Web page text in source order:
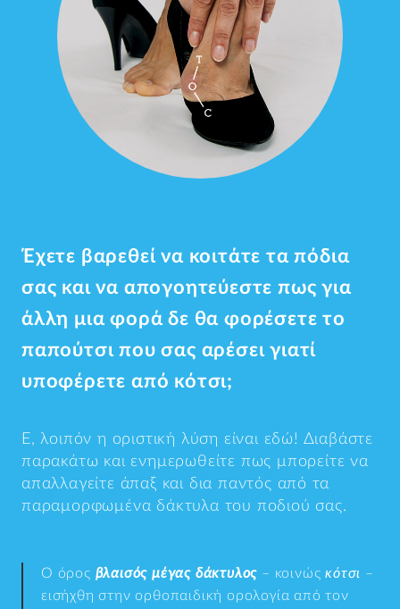
Έχετε βαρεθεί να κοιτάτε τα πόδια
σας και να απογοητεύεστε πως για
άλλη μια φορά δε θα φορέσετε το
παπούτσι που σας αρέσει γιατί
υποφέρετε από κότσι;
Ε, λοιπόν η οριστική λύση είναι εδώ! Διαβάστε
παρακάτω και ενημερωθείτε πως μπορείτε να
απαλλαγείτε άπαξ και δια παντός από τα
παραμορφωμένα δάκτυλα του ποδιού σας.
Ο όρος βλαισός μέγας δάκτυλος – κοινώςκότσι –
εισήχθη στην ορθοπαιδική ορολογία από τον